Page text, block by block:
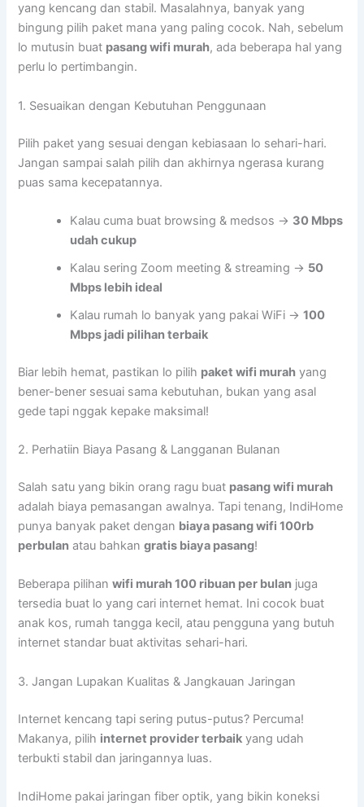
yang kencang dan stabil. Masalahnya, banyak yang
bingung pilih paket mana yang paling cocok. Nah, sebelum
lo mutusin buat pasang wifi murah, ada beberapa hal yang
perlu lo pertimbangin.
1. Sesuaikan dengan Kebutuhan Penggunaan
Pilih paket yang sesuai dengan kebiasaan lo sehari-hari.
Jangan sampai salah pilih dan akhirnya ngerasa kurang
puas sama kecepatannya.
Kalau cuma buat browsing & medsos → 30 Mbps
udah cukup
Kalau sering Zoom meeting & streaming → 50
Mbps lebih ideal
Kalau rumah lo banyak yang pakai WiFi →100
Mbps jadi pilihan terbaik
Biar lebih hemat, pastikan lo pilih paket wifi murah yang
bener-bener sesuai sama kebutuhan, bukan yang asal
gede tapi nggak kepake maksimal!
2. Perhatiin Biaya Pasang & Langganan Bulanan
Salah satu yang bikin orang ragu buat pasang wifi murah
adalah biaya pemasangan awalnya. Tapi tenang, IndiHome
punya banyak paket dengan biaya pasang wifi 100rb
perbulan atau bahkangratis biaya pasang!
Beberapa pilihanwifi murah 100 ribuan per bulan juga
tersedia buat lo yang cari internet hemat. Ini cocok buat
anak kos, rumah tangga kecil, atau pengguna yang butuh
internet standar buat aktivitas sehari-hari.
3. Jangan Lupakan Kualitas & Jangkauan Jaringan
Internet kencang tapi sering putus-putus? Percuma!
Makanya, pilih internet provider terbaik yang udah
terbukti stabil dan jaringannya luas.
IndiHome pakai jaringan fiber optik, yang bikin koneksi